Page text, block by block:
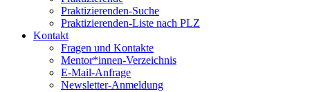
Praktizierenden-Suche
Praktizierenden-Liste nach PLZ
Kontakt
Fragen und Kontakte
Mentor*innen-Verzeichnis
E-Mail-Anfrage
Newsletter-Anmeldung